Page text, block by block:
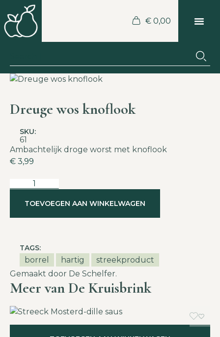
€0,00
Dreuge wos knoflook
SKU:
61
Ambachtelijk droge worst met knoflook
€ 3,99
TOEVOEGEN AAN WINKELWAGEN
TAGS:
borrel hartig
streekproduct
Gemaakt door De Schelfer.
Meer van De Kruisbrink